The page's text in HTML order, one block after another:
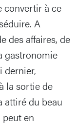
convertir à ce
A
des affaires, de
gastronomie
dernier,
la sortie de
attiré du beau
en